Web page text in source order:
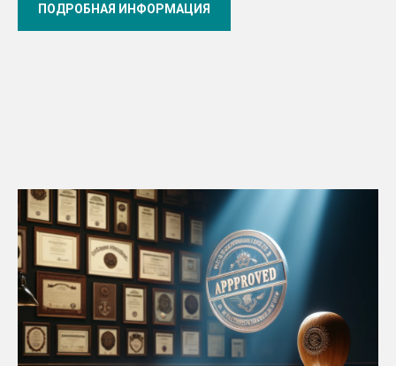
ПОДРОБНАЯ ИНФОРМАЦИЯ